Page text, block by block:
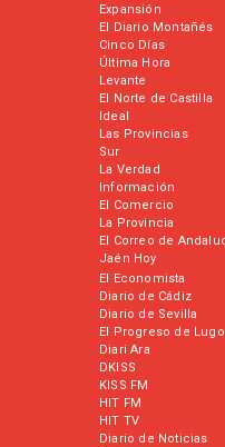
Expansión
El Diario Montañés
Cinco Días
Última Hora
Levante
El Norte de Castilla
Ideal
Las Provincias
Sur
La Verdad
Información
El Comercio
La Provincia
El Correo de
Jaén Hoy
El Economista
Diario de Cádiz
Diario de Sevilla
El Progreso de Lugo
Diari Ara
DKISS
KISS FM
HIT FM
HIT TV
Diario de Noticias